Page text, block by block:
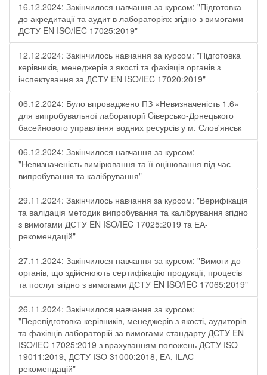
16.12.2024: Закінчилося навчання за курсом: "Підготовка
до акредитації та аудит в лабораторіях згідно з вимогами
ДСТУ EN ISO/IEC 17025:2019"
12.12.2024: Закінчилось навчання за курсом: "Підготовка
керівників, менеджерів з якості та фахівців органів з
інспектування за ДСТУ EN ISO/IEC 17020:2019"
06.12.2024: Було впроваджено ПЗ «Невизначеність 1.6»
для випробувальної лабораторії Cіверсько-Донецького
басейнового управління водних ресурсів у м. Слов'янськ
06.12.2024: Закінчилося навчання за курсом:
"Невизначеність вимірювання та її оцінювання під час
випробування та калібрування"
29.11.2024: Закінчилось навчання за курсом: "Верифікація
та валідація методик випробування та калібрування згідно
з вимогами ДСТУ EN ISO/IEC 17025:2019 та ЕА-
рекомендацій"
27.11.2024: Закінчилося навчання за курсом: "Вимоги до
органів, що здійснюють сертифікацію продукції, процесів
та послуг згідно з вимогами ДСТУ EN ISO/IEC 17065:2019"
26.11.2024: Закінчилося навчання за курсом:
"Перепідготовка керівників, менеджерів з якості, аудиторів
та фахівців лабораторій за вимогами стандарту ДСТУ EN
ISO/IEC 17025:2019 з врахуванням положень ДСТУ ISO
19011:2019, ДСТУ ISO 31000:2018, ЕА, ILAC-
рекомендацій"